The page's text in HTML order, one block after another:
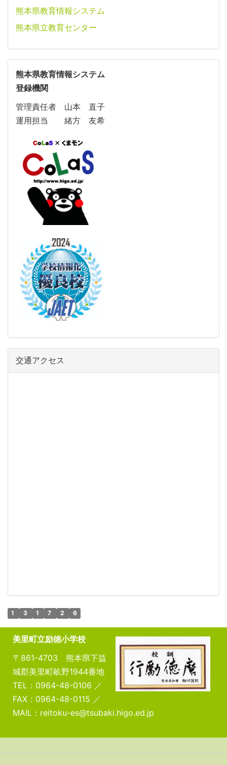
熊本県教育情報システム
熊本県立教育センター
熊本県教育情報システム
登録機関
管理責任者 山本 直子
運用担当 緒方 友希
交通アクセス
1 3 1 7 2 6
美里町立励徳小学校
〒861-4703 熊本県下益
城郡美里町畝野1944番地
TEL：0964-48-0106 ／
FAX：0964-48-0115 ／
MAIL：reitoku-es@tsubaki.higo.ed.jp